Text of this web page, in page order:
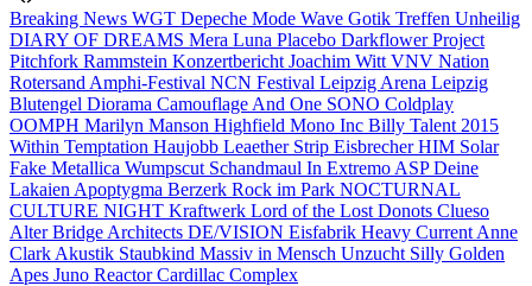
Breaking News WGT Depeche Mode Wave Gotik Treffen Unheilig
DIARY OF DREAMS Mera Luna Placebo DarkflowerProject
Pitchfork Rammstein Konzertbericht Joachim Witt VNV Nation
Rotersand Amphi-Festival NCN Festival Leipzig Arena Leipzig
Blutengel Diorama Camouflage And One SONO Coldplay
OOMPH Marilyn Manson Highfield Mono Inc Billy Talent 2015
Within Temptation Haujobb Leaether Strip EisbrecherHIM Solar
Fake Metallica Wumpscut Schandmaul In Extremo ASPDeine
Lakaien Apoptygma Berzerk Rock im Park NOCTURNAL
CULTURE NIGHT Kraftwerk Lord of the Lost Donots Clueso
Alter Bridge Architects DE/VISION Eisfabrik Heavy Current Anne
Clark Akustik Staubkind Massiv in Mensch Unzucht Silly Golden
Apes Juno ReactorCardillac Complex